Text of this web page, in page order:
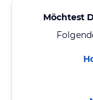
Möchtest